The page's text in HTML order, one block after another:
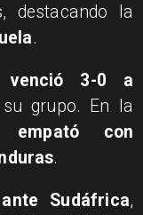
destacando la
.
venció 3-0 a
grupo. En la
empató con
.
Sudáfrica,